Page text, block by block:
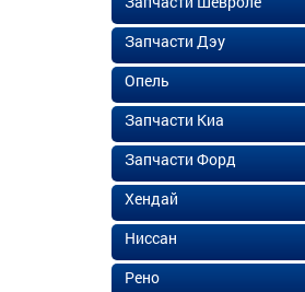
Запчасти Дэу
Опель
Запчасти Киа
Запчасти Форд
Хендай
Ниссан
Рено